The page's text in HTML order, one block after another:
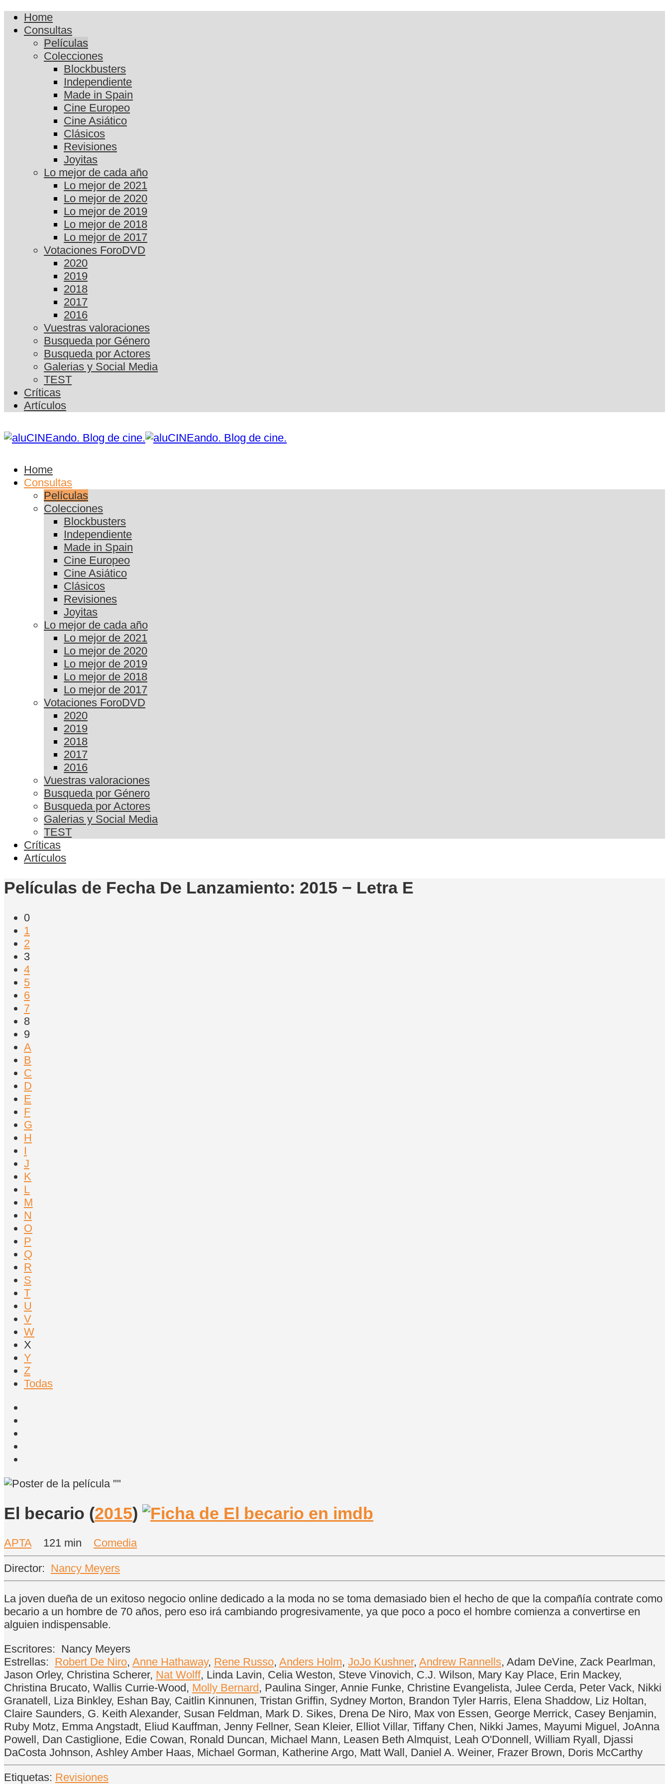
Home
Consultas
Películas
Colecciones
Blockbusters
Independiente
Made in Spain
Cine Europeo
Cine Asiático
Clásicos
Revisiones
Joyitas
Lo mejor de cada año
Lo mejor de 2021
Lo mejor de 2020
Lo mejor de 2019
Lo mejor de 2018
Lo mejor de 2017
Votaciones ForoDVD
2020
2019
2018
2017
2016
Vuestras valoraciones
Busqueda por Género
Busqueda por Actores
Galerias y Social Media
TEST
Críticas
Artículos
Home
Consultas
Películas
Colecciones
Blockbusters
Independiente
Made in Spain
Cine Europeo
Cine Asiático
Clásicos
Revisiones
Joyitas
Lo mejor de cada año
Lo mejor de 2021
Lo mejor de 2020
Lo mejor de 2019
Lo mejor de 2018
Lo mejor de 2017
Votaciones ForoDVD
2020
2019
2018
2017
2016
Vuestras valoraciones
Busqueda por Género
Busqueda por Actores
Galerias y Social Media
TEST
Críticas
Artículos
Películas de Fecha De Lanzamiento: 2015 − Letra E
0
1
2
3
4
5
6
7
8
9
A
B
C
D
E
F
G
H
I
J
K
L
M
N
O
P
Q
R
S
T
U
V
W
X
Y
Z
Todas
El becario (2015)
APTA 121 min Comedia
Director: Nancy Meyers
La joven dueña de un exitoso negocio online dedicado a la moda no se toma demasiado bien el hecho de que la compañía contrate como
becario a un hombre de 70 años, pero eso irá cambiando progresivamente, ya que poco a poco el hombre comienza a convertirse en
alguien indispensable.
Escritores: Nancy Meyers
Estrellas: Robert De Niro, Anne Hathaway, Rene Russo, Anders Holm, JoJo Kushner, Andrew Rannells, Adam DeVine, Zack Pearlman,
Jason Orley, Christina Scherer, Nat Wolff, Linda Lavin, Celia Weston, Steve Vinovich, C.J. Wilson, Mary Kay Place, Erin Mackey,
Christina Brucato, Wallis Currie-Wood, Molly Bernard, Paulina Singer, Annie Funke, Christine Evangelista, Julee Cerda, Peter Vack, Nikki
Granatell, Liza Binkley, Eshan Bay, Caitlin Kinnunen, Tristan Griffin, Sydney Morton, Brandon Tyler Harris, Elena Shaddow, Liz Holtan,
Claire Saunders, G. Keith Alexander, Susan Feldman, Mark D. Sikes, Drena De Niro, Max von Essen, George Merrick, Casey Benjamin,
Ruby Motz, Emma Angstadt, Eliud Kauffman, Jenny Fellner, Sean Kleier, Elliot Villar, Tiffany Chen, Nikki James, Mayumi Miguel, JoAnna
Powell, Dan Castiglione, Edie Cowan, Ronald Duncan, Michael Mann, Leasen Beth Almquist, Leah O'Donnell, William Ryall, Djassi
DaCosta Johnson, Ashley Amber Haas, Michael Gorman, Katherine Argo, Matt Wall, Daniel A. Weiner, Frazer Brown, Doris McCarthy
Etiquetas: Revisiones